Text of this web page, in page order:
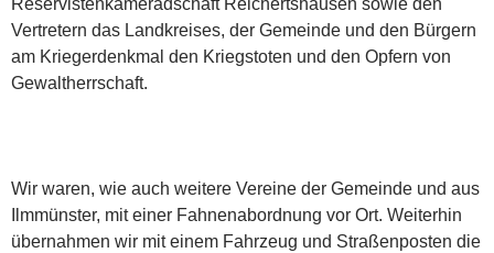
Vertretern das Landkreises, der Gemeinde und den Bürgern
am Kriegerdenkmal den Kriegstoten und den Opfern von
Gewaltherrschaft.
Wir waren, wie auch weitere Vereine der Gemeinde und aus
Ilmmünster, mit einer Fahnenabordnung vor Ort. Weiterhin
übernahmen wir mit einem Fahrzeug und Straßenposten die